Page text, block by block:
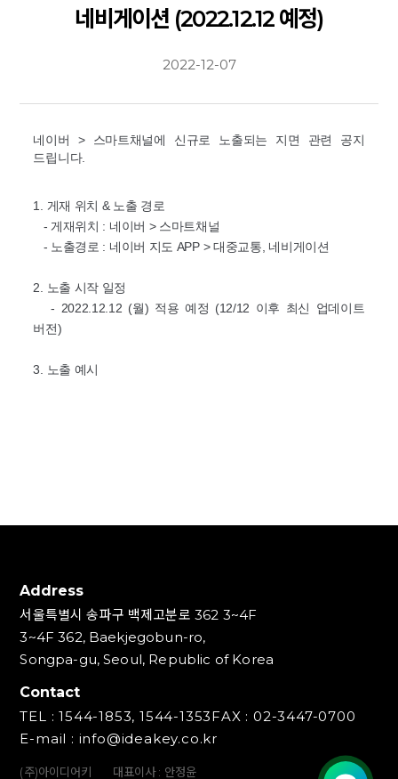
네비게이션 (2022.12.12 예정)
2022-12-07
네이버 > 스마트채널에 신규로 노출되는 지면 관련 공지
드립니다.
1. 게재 위치 & 노출 경로
- 게재위치 : 네이버 > 스마트채널
- 노출경로 : 네이버 지도 APP > 대중교통, 네비게이션
2. 노출 시작 일정
- 2022.12.12 (월) 적용 예정 (12/12 이후 최신 업데이트
버전)
3. 노출 예시
Address
서울특별시 송파구 백제고분로 362 3~4F
3~4F 362, Baekjegobun-ro,
Songpa-gu, Seoul, Republic of Korea
Contact
TEL : 1544-1853, 1544-1353FAX : 02-3447-0700
E-mail : info@ideakey.co.kr
(주)아이디어키 대표이사 : 안정윤